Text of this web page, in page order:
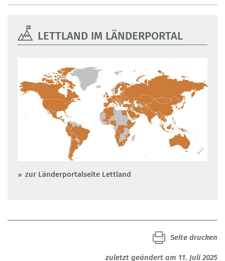
LETTLAND IM LÄNDERPORTAL
zur Länderportalseite Lettland
zuletzt geändert am 11. Juli 2025
Seite drucken